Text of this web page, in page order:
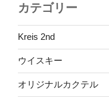
カテゴリー
Kreis 2nd
ウイスキー
オリジナルカクテル